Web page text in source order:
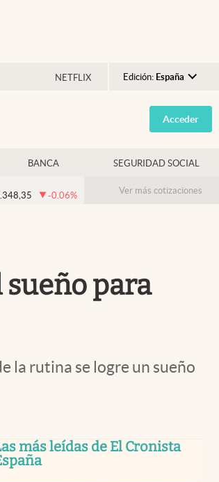
NETFLIX Edición: España
Argentina
España
USA
Colombia
Acceder
BANCA SEGURIDAD SOCIAL
-0.06% Ver más cotizaciones
sueño para
la rutina se logre un sueño
más leídas de El Cronista